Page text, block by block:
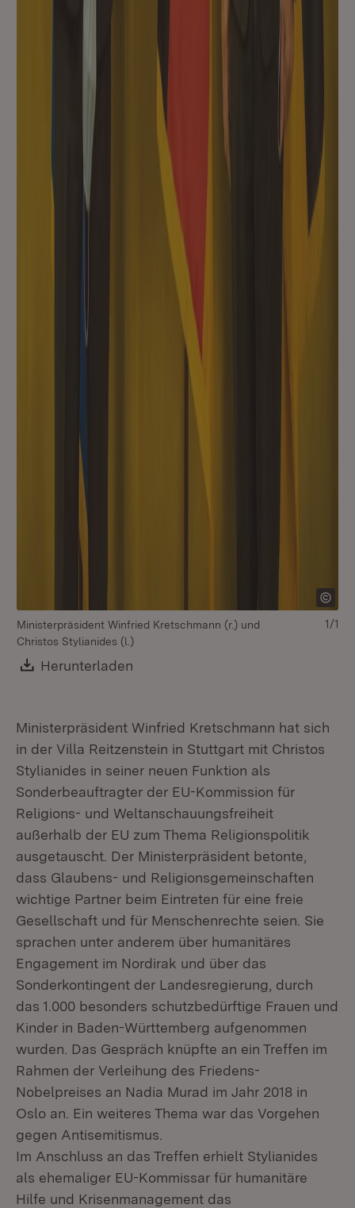
Ministerpräsident Winfried Kretschmann (r.) und
Christos Stylianides (l.)
Download:
Herunterladen
1/1
Ministerpräsident Winfried Kretschmann hat sich
in der Villa Reitzenstein in Stuttgart mit Christos
Stylianides in seiner neuen Funktion als
Sonderbeauftragter der EU-Kommission für
Religions- und Weltanschauungsfreiheit
außerhalb der EU zum Thema Religionspolitik
ausgetauscht. Der Ministerpräsident betonte,
dass Glaubens- und Religionsgemeinschaften
wichtige Partner beim Eintreten für eine freie
Gesellschaft und für Menschenrechte seien. Sie
sprachen unter anderem über humanitäres
Engagement im Nordirak und über das
Sonderkontingent der Landesregierung, durch
das 1.000 besonders schutzbedürftige Frauen und
Kinder in Baden-Württemberg aufgenommen
wurden. Das Gespräch knüpfte an ein Treffen im
Rahmen der Verleihung des Friedens-
Nobelpreises an Nadia Murad im Jahr 2018 in
Oslo an. Ein weiteres Thema war das Vorgehen
gegen Antisemitismus.
Im Anschluss an das Treffen erhielt Stylianides
als ehemaliger EU-Kommissar für humanitäre
Hilfe und Krisenmanagement das